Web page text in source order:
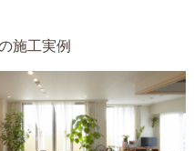
施工実例